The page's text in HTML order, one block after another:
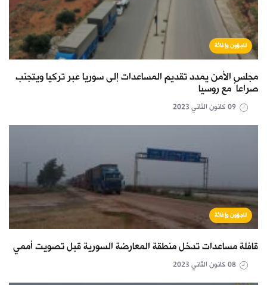
لاجؤون وإغاثة
مجلس الأمن يمدد تقديم المساعدات إلى سوريا عبر تركيا ويتجنب
صراعاً مع روسيا
لاجؤون وإغاثة
قافلة مساعدات تدخل منطقة المعارضة السورية قبل تصويت أممي